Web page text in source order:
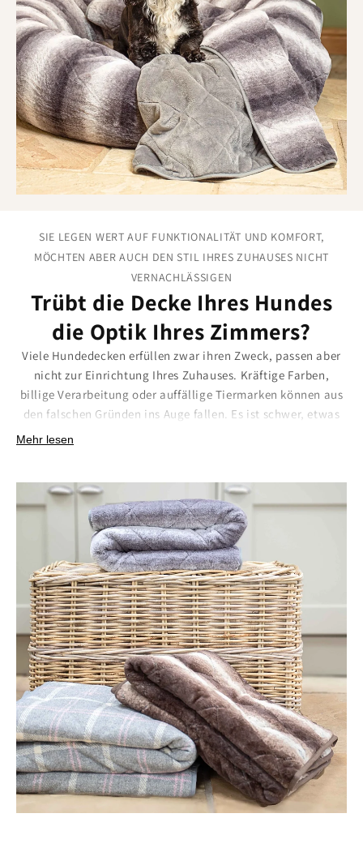
Das sind genau die Decken,zudenenHunde instinktiv
zurückkehren. Sie sind zudemgroß genug, um
gemeinsam darauf zu liegen, sodass ihr einen warmen
Abend zusammen genießen könnt, ohne an den Ecken zu
zerren. Egal, ob ihr einen neuen Welpen, einen älteren Hund
oder einen wählerischen Schläfer habt – diese Decken sind
genau das Richtige für sie.
SIE LEGEN WERT AUF FUNKTIONALITÄT UND KOMFORT,
MÖCHTEN ABER AUCH DEN STIL IHRES ZUHAUSES NICHT
VERNACHLÄSSIGEN
Trübt die Decke Ihres Hundes
die Optik Ihres Zimmers?
Viele Hundedecken erfüllen zwar ihren Zweck, passen aber
nicht zur Einrichtung Ihres Zuhauses. Kräftige Farben,
billige Verarbeitung oder auffällige Tiermarken können aus
den falschen Gründen ins Auge fallen. Es ist schwer, etwas
zu finden, das für Ihren Hund geeignet ist und dennoch so
Unsere Decken wurden
speziell für die Inneneinrichtung
entworfen. Danksanfter neutraler Töne, warmer
Brauntöne und beruhigender Grautöne
mühelos mit Ihren MöbelnundIhrem
kombinieren. Die Stoffe verfügen über einehochwertige
Verarbeitung, die das Gesamtbild Ihres Zimmers aufwertet.
Sie müssen keine Kompromisse mehr eingehen. Diese
Deckenschützen Ihr Sofaundsorgen dafür, dass sich Ihr
Hund wohlfühlt, währendsie Ihrem Zuhausegleichzeitig
einen Hauch vonWärme und Eleganz verleihen.Der
Komfort Ihres Haustieres und guter Geschmack müssen
keine gegensätzlichen Entscheidungen sein.
Mehr lesen